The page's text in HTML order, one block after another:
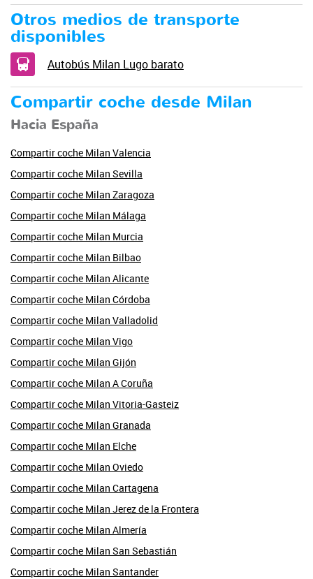
Otros medios de transporte
disponibles
Autobús Milan Lugo barato
Compartir coche desde Milan
Hacia España
Compartir coche Milan Valencia
Compartir coche Milan Sevilla
Compartir coche Milan Zaragoza
Compartir coche Milan Málaga
Compartir coche Milan Murcia
Compartir coche Milan Bilbao
Compartir coche Milan Alicante
Compartir coche Milan Córdoba
Compartir coche Milan Valladolid
Compartir coche Milan Vigo
Compartir coche Milan Gijón
Compartir coche Milan A Coruña
Compartir coche Milan Vitoria-Gasteiz
Compartir coche Milan Granada
Compartir coche Milan Elche
Compartir coche Milan Oviedo
Compartir coche Milan Cartagena
Compartir coche Milan Jerez de la Frontera
Compartir coche Milan Almería
Compartir coche Milan San Sebastián
Compartir coche Milan Santander